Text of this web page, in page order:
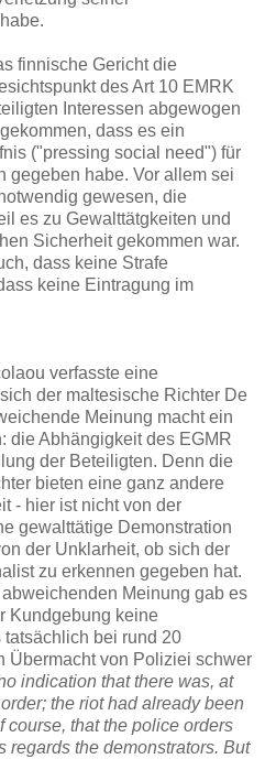
finnische Gericht die
des Art 10 EMRK
Interessen abgewogen
dass es ein
("pressing social need") für
gegeben habe. Vor allem sei
gewesen, die
es zu Gewalttätgkeiten und
Sicherheit gekommen war.
dass keine Strafe
keine Eintragung im
verfasste eine
der maltesische Richter De
Meinung macht ein
die Abhängigkeit des EGMR
der Beteiligten. Denn die
bieten eine ganz andere
- hier ist nicht von der
gewalttätige Demonstration
der Unklarheit, ob sich der
zu erkennen gegeben hat.
Meinung gab es
Kundgebung keine
bei rund 20
Übermacht von Poliziei schwer
indication that there was, at
the riot had already been
course, that the police orders
regards the demonstrators. But